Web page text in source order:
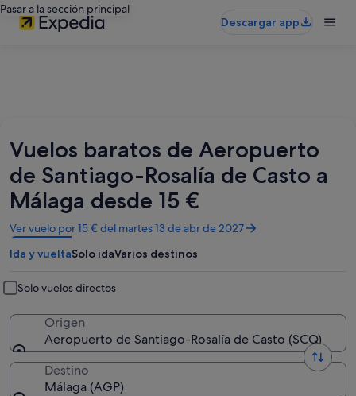
Pasar a la sección principal
Descargar app
Vuelos baratos de Aeropuerto
de Santiago-Rosalía de Casto a
Málaga desde 15 €
Ver vuelo por 15 € del martes 13 de abr de 2027
Se
abre
en
ventana
nueva
Ida y vueltaSolo idaVarios destinos
Solo vuelos directos
Origen
Aeropuerto de Santiago-Rosalía de Casto (SCQ)
Destino
Málaga (AGP)